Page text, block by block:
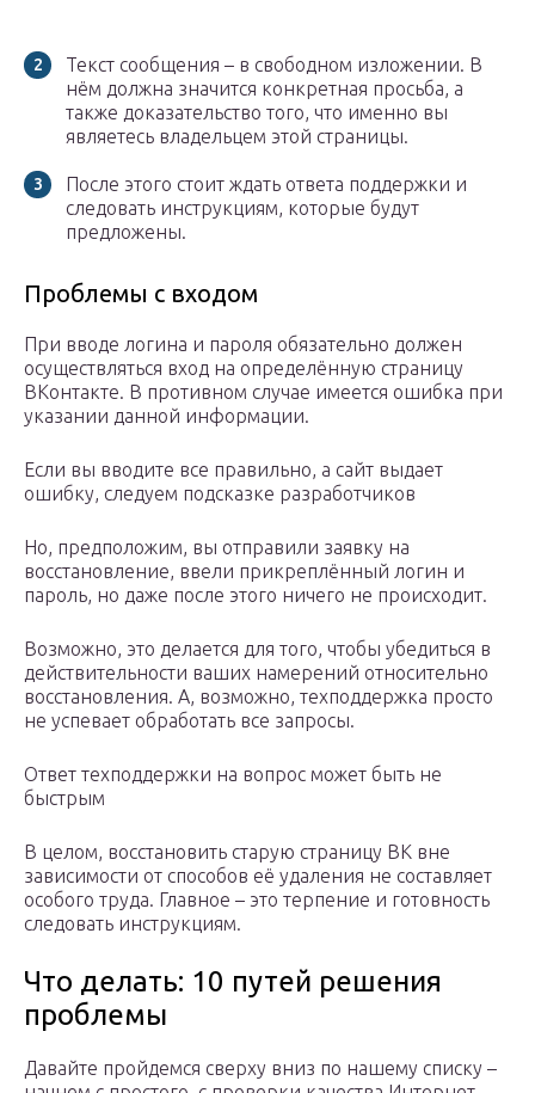
Текст сообщения – в свободном изложении. В
нём должна значится конкретная просьба, а
также доказательство того, что именно вы
являетесь владельцем этой страницы.
После этого стоит ждать ответа поддержки и
следовать инструкциям, которые будут
предложены.
Проблемы с входом
При вводе логина и пароля обязательно должен
осуществляться вход на определённую страницу
ВКонтакте. В противном случае имеется ошибка при
указании данной информации.
Если вы вводите все правильно, а сайт выдает
ошибку, следуем подсказке разработчиков
Но, предположим, вы отправили заявку на
восстановление, ввели прикреплённый логин и
пароль, но даже после этого ничего не происходит.
Возможно, это делается для того, чтобы убедиться в
действительности ваших намерений относительно
восстановления. А, возможно, техподдержка просто
не успевает обработать все запросы.
Ответ техподдержки на вопрос может быть не
быстрым
В целом, восстановить старую страницу ВК вне
зависимости от способов её удаления не составляет
особого труда. Главное – это терпение и готовность
следовать инструкциям.
Что делать: 10 путей решения
проблемы
Давайте пройдемся сверху вниз по нашему списку –